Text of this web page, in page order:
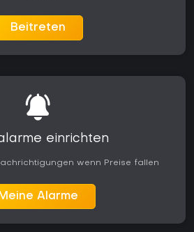
Beitreten
einrichten
wenn Preise fallen
Alarme